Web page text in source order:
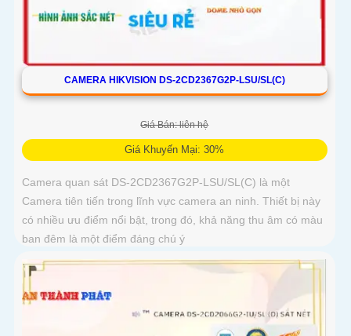
CAMERA HIKVISION DS-2CD2367G2P-LSU/SL(C)
Giá Bán: liên hệ
Giá Khuyến Mại: 30%
Camera quan sát DS-2CD2367G2P-LSU/SL(C) là một
Camera tiên tiến trong lĩnh vực camera an ninh. Thiết bị này
có nhiều ưu điểm nổi bật, trong đó, khả năng thu âm có màu
ban đêm là một điểm đáng chú ý